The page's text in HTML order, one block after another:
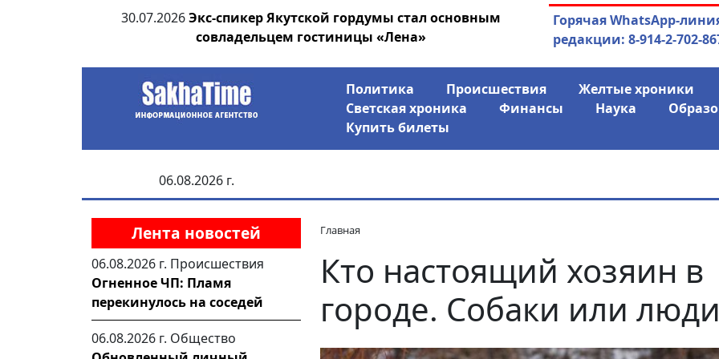
30.07.2026 Экс-спикер Якутской гордумы стал основным
совладельцем гостиницы «Лена»
03.08.2026АЛРОСА ушла в
Горячая WhatsApp-
редакции: 8-914-2-702-
Политика Происшествия Желтые хроники
Светская хроника
Финансы Наука
Купить билеты
06.08.2026 г.
Лента новостей
06.08.2026 г. Происшествия
Огненное ЧП: Пламя
перекинулось на соседей
06.08.2026 г. Общество
Главная
Кто настоящий хозяин в
городе. Собаки или